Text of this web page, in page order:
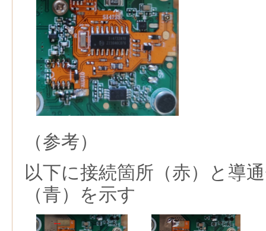
（参考）
以下に接続箇所（赤）と導
（青）を示す